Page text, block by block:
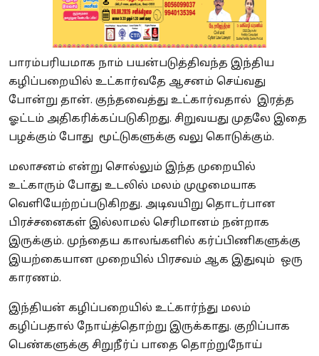
பாரம்பரியமாக நாம் பயன்படுத்திவந்த இந்திய
கழிப்பறையில் உட்கார்வதே ஆசனம் செய்வது
போன்று தான். குந்தவைத்து உட்கார்வதால் இரத்த
ஓட்டம் அதிகரிக்கப்படுகிறது. சிறுவயது முதலே இதை
பழக்கும் போது மூட்டுகளுக்கு வலு கொடுக்கும்.
மலாசனம் என்று சொல்லும் இந்த முறையில்
உட்காரும் போது உடலில் மலம் முழுமையாக
வெளியேற்றப்படுகிறது. அடிவயிறு தொடர்பான
பிரச்சனைகள் இல்லாமல் செரிமானம் நன்றாக
இருக்கும். முந்தைய காலங்களில் கர்ப்பிணிகளுக்கு
இயற்கையான முறையில் பிரசவம் ஆக இதுவும் ஒரு
காரணம்.
இந்தியன் கழிப்பறையில் உட்கார்ந்து மலம்
கழிப்பதால் நோய்த்தொற்று இருக்காது. குறிப்பாக
பெண்களுக்கு சிறுநீர்ப் பாதை தொற்றுநோய்